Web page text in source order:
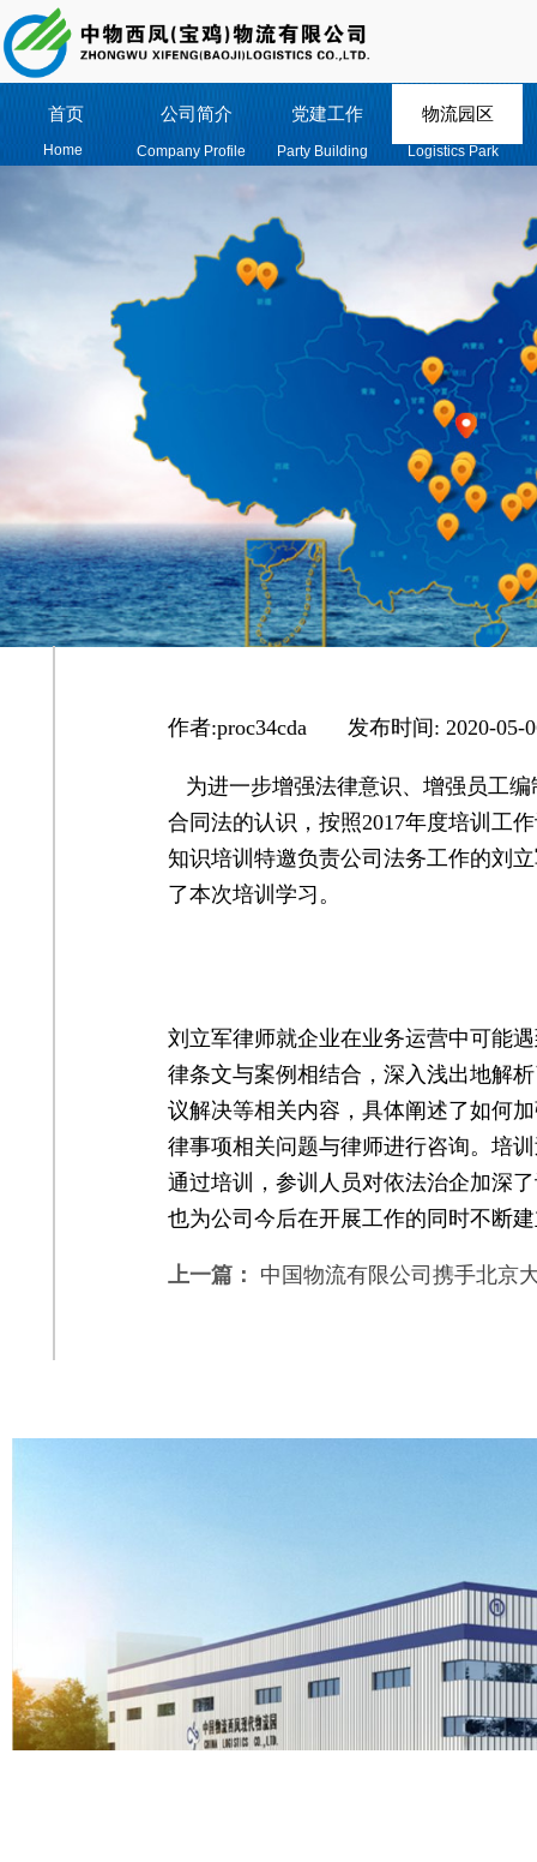
Party Building Logistics Park
Home Company Profile
首页 公司简介 党建工作 物流园区
作者:proc34cda 发布时间: 2020-05-
为进一步增强法律意识、增强员工
合同法的认识，按照2017年度培训工
知识培训特邀负责公司法务工作的刘
了本次培训学习。
刘立军律师就企业在业务运营中可能
律条文与案例相结合，深入浅出地解
议解决等相关内容，具体阐述了如何
律事项相关问题与律师进行咨询。培
通过培训，参训人员对依法治企加深
也为公司今后在开展工作的同时不断
上一篇： 中国物流有限公司携手北京